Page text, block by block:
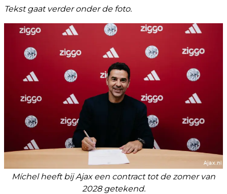
Tekst gaat verder onder de foto.
Míchel heeft bij Ajax een contract tot de zomer van
2028 getekend.